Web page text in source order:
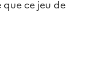
quece jeu de